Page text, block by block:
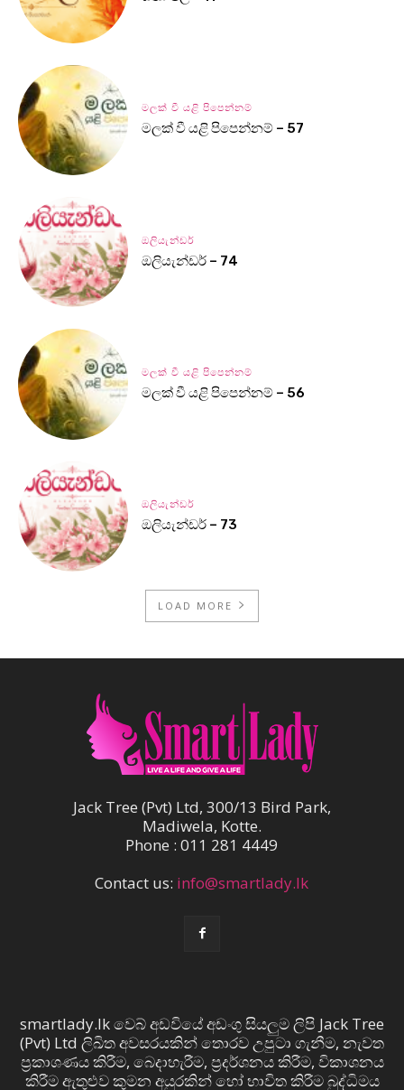
මලක් වී යළි පිපෙන්නම්
මලක් වී යළි පිපෙන්නම් – 57
ඔලියැන්ඩර්
ඔලියැන්ඩර් – 74
මලක් වී යළි පිපෙන්නම්
මලක් වී යළි පිපෙන්නම් – 56
ඔලියැන්ඩර්
ඔලියැන්ඩර් – 73
LOAD MORE
Jack Tree (Pvt) Ltd, 300/13 Bird Park,
Madiwela, Kotte.
Phone : 011 281 4449
Contact us: info@smartlady.lk
smartlady.lk වෙබ් අඩවියේ අඩංගු සියලුම ලිපි Jack Tree
(Pvt) Ltd ලිඛිත අවසරයකින් තොරව උපුටා ගැනීම, නැවත
ප්‍රකාශණය කිරීම, බෙදාහැරීම, ප්‍රදර්ශනය කිරීම, විකාශනය
කිරීම ඇතුළුව කුමන අයුරකින් හෝ භාවිත කිරීම බුද්ධිමය